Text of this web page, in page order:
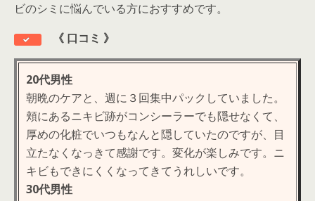
ビのシミに悩んでいる方におすすめです。
《 口コミ 》
20代男性
朝晩のケアと、週に３回集中パックしていました。
頬にあるニキビ跡がコンシーラーでも隠せなくて、
厚めの化粧でいつもなんと隠していたのですが、目
立たなくなっきて感謝です。変化が楽しみです。ニ
キビもできにくくなってきてうれしいです。
30代男性